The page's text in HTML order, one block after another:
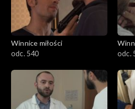
Winnice miłości
odc. 540
odc.